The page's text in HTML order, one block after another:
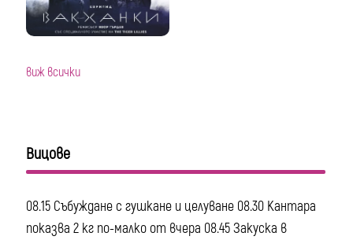
виж всички
Вицове
08.15 Събуждане с гушкане и целуване 08.30 Кантара
показва 2 кг по-малко от вчера 08.45 Закуска в